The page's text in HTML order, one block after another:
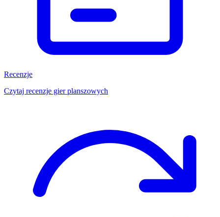
Recenzje
Czytaj recenzje gier planszowych